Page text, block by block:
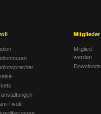
Tivoli
Mitglieder
Mitglied
werden
Downloads